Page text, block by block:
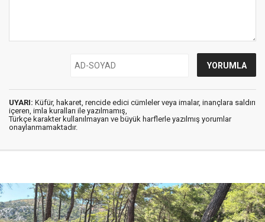
UYARI: Küfür, hakaret, rencide edici cümleler veya imalar, inançlara saldırı
içeren, imla kuralları ile yazılmamış,
Türkçe karakter kullanılmayan ve büyük harflerle yazılmış yorumlar
onaylanmamaktadır.